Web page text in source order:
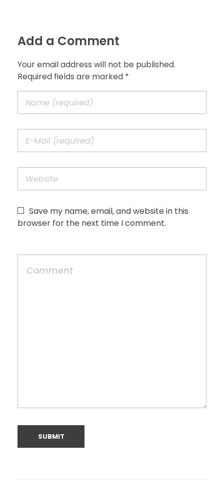
Add a Comment
Your email address will not be published.
Required fields are marked *
Save my name, email, and website in this
browser for the next time I comment.